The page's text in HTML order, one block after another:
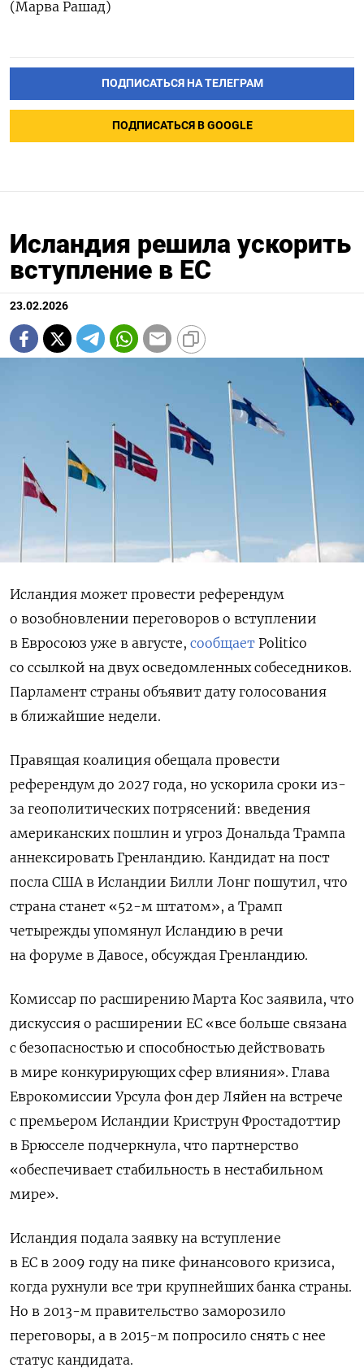
(Марва Рашад)
ПОДПИСАТЬСЯ НА ТЕЛЕГРАМ
ПОДПИСАТЬСЯ В GOOGLE
Исландия решила ускорить
вступление в ЕС
23.02.2026
Исландия может провести референдум
о возобновлении переговоров о вступлении
в Евросоюз уже в августе, сообщает Politico
со ссылкой на двух осведомленных собеседников.
Парламент страны объявит дату голосования
в ближайшие недели.
Правящая коалиция обещала провести
референдум до 2027 года, но ускорила сроки из-
за геополитических потрясений: введения
американских пошлин и угроз Дональда Трампа
аннексировать Гренландию. Кандидат на пост
посла США в Исландии Билли Лонг пошутил, что
страна станет «52-м штатом», а Трамп
четырежды упомянул Исландию в речи
на форуме в Давосе, обсуждая Гренландию.
Комиссар по расширению Марта Кос заявила, что
дискуссия о расширении ЕС «все больше связана
с безопасностью и способностью действовать
в мире конкурирующих сфер влияния». Глава
Еврокомиссии Урсула фон дер Ляйен на встрече
с премьером Исландии Криструн Фростадоттир
в Брюсселе подчеркнула, что партнерство
«обеспечивает стабильность в нестабильном
мире».
Исландия подала заявку на вступление
в ЕС в 2009 году на пике финансового кризиса,
когда рухнули все три крупнейших банка страны.
Но в 2013-м правительство заморозило
переговоры, а в 2015-м попросило снять с нее
статус кандидата.